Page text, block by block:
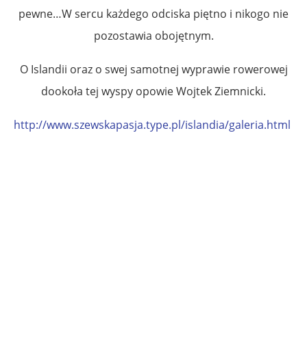
pewne…W sercu każdego odciska piętno i nikogo nie
pozostawia obojętnym.
O Islandii oraz o swej samotnej wyprawie rowerowej
dookoła tej wyspy opowie Wojtek Ziemnicki.
http://www.szewskapasja.type.pl/islandia/galeria.html